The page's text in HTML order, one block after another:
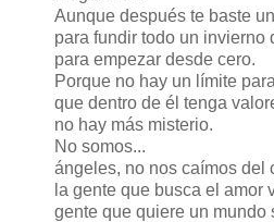
Aunque después te baste
para fundir todo un invierno
para empezar desde cero.
Porque no hay un límite
que dentro de él tenga
no hay más misterio.
No somos...
ángeles, no nos caímos del
la gente que busca el amor
gente que quiere un mundo